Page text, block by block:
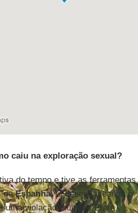
caiu na exploração sexual?
do tempo e tive as ferramentas
naEspanha. O desencadeante, o
uma violação múltipla. Eram